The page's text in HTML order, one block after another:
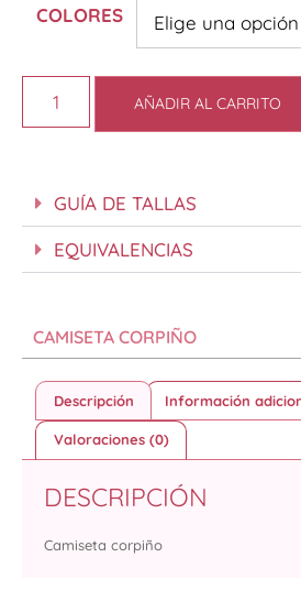
COLORES
AÑADIR AL CARRITO
GUÍA DE TALLAS
EQUIVALENCIAS
CAMISETA CORPIÑO
Descripción Información
Valoraciones (0)
DESCRIPCIÓN
Camiseta corpiño